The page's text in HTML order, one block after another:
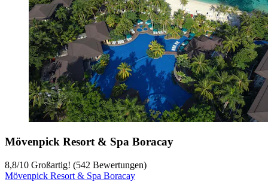
Mövenpick Resort & Spa Boracay
8,8/10 Großartig! (542 Bewertungen)
Mövenpick Resort & Spa Boracay